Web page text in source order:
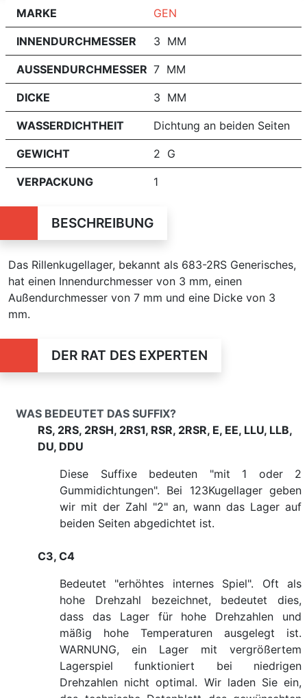
MARKE GEN
INNENDURCHMESSER 3 MM
AUSSENDURCHMESSER 7 MM
DICKE 3 MM
WASSERDICHTHEIT Dichtung an beiden Seiten
GEWICHT 2 G
VERPACKUNG 1
BESCHREIBUNG
Das Rillenkugellager, bekannt als 683-2RS Generisches,
hat einen Innendurchmesser von 3 mm, einen
Außendurchmesser von 7 mm und eine Dicke von 3
mm.
DER RAT DES EXPERTEN
WAS BEDEUTET DAS SUFFIX?
RS, 2RS, 2RSH, 2RS1, RSR, 2RSR, E, EE, LLU, LLB,
DU, DDU
Diese Suffixe bedeuten "mit 1 oder 2
Gummidichtungen". Bei 123Kugellager geben
wir mit der Zahl "2" an, wann das Lager auf
beiden Seiten abgedichtet ist.
C3, C4
Bedeutet "erhöhtes internes Spiel". Oft als
hohe Drehzahl bezeichnet, bedeutet dies,
dass das Lager für hohe Drehzahlen und
mäßig hohe Temperaturen ausgelegt ist.
WARNUNG, ein Lager mit vergrößertem
Lagerspiel funktioniert bei niedrigen
Drehzahlen nicht optimal. Wir laden Sie ein,